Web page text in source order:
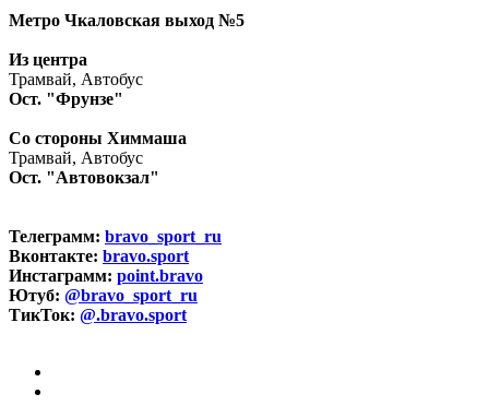
Метро Чкаловская выход №5
Из центра
Трамвай, Автобус
Ост. "Фрунзе"
Со стороны Химмаша
Трамвай, Автобус
Ост. "Автовокзал"
Телеграмм: bravo_sport_ru
Вконтакте: bravo.sport
Инстаграмм: point.bravo
Ютуб: @bravo_sport_ru
ТикТок: @.bravo.sport